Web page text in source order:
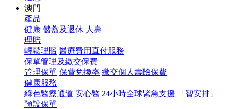
澳門
產品
健康 儲蓄及退休 人壽
理賠
輕鬆理賠 醫療費用直付服務
保單管理及繳交保費
管理保單 保費兌換率 繳交個人壽險保費
健康服務
綠色醫療通道 安心醫 24小時全球緊急支援
「智安排」
預設保單